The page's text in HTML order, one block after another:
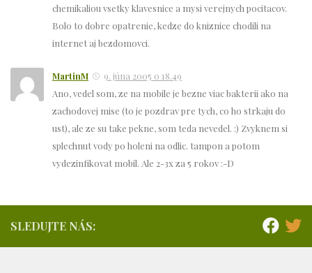
chemikaliou vsetky klavesnice a mysi verejnych pocitacov.
Bolo to dobre opatrenie, kedze do kniznice chodili na
internet aj bezdomovci.
MartinM
9. júna 2005 o 18.49
Ano, vedel som, ze na mobile je bezne viac bakterii ako na
zachodovej mise (to je pozdrav pre tych, co ho strkaju do
ust), ale ze su take pekne, som teda nevedel. :) Zvyknem si
splechnut vody po holeni na odlic. tampon a potom
vydezinfikovat mobil. Ale 2-3x za 5 rokov :-D
SLEDUJTE NÁS: